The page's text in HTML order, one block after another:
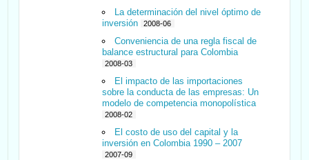
La determinación del nivel óptimo de
inversión
2008-06
Conveniencia de una regla fiscal de
balance estructural para Colombia
2008-03
El impacto de las importaciones
sobre la conducta de las empresas: Un
modelo de competencia monopolística
2008-02
El costo de uso del capital y la
inversión en Colombia 1990 – 2007
2007-09